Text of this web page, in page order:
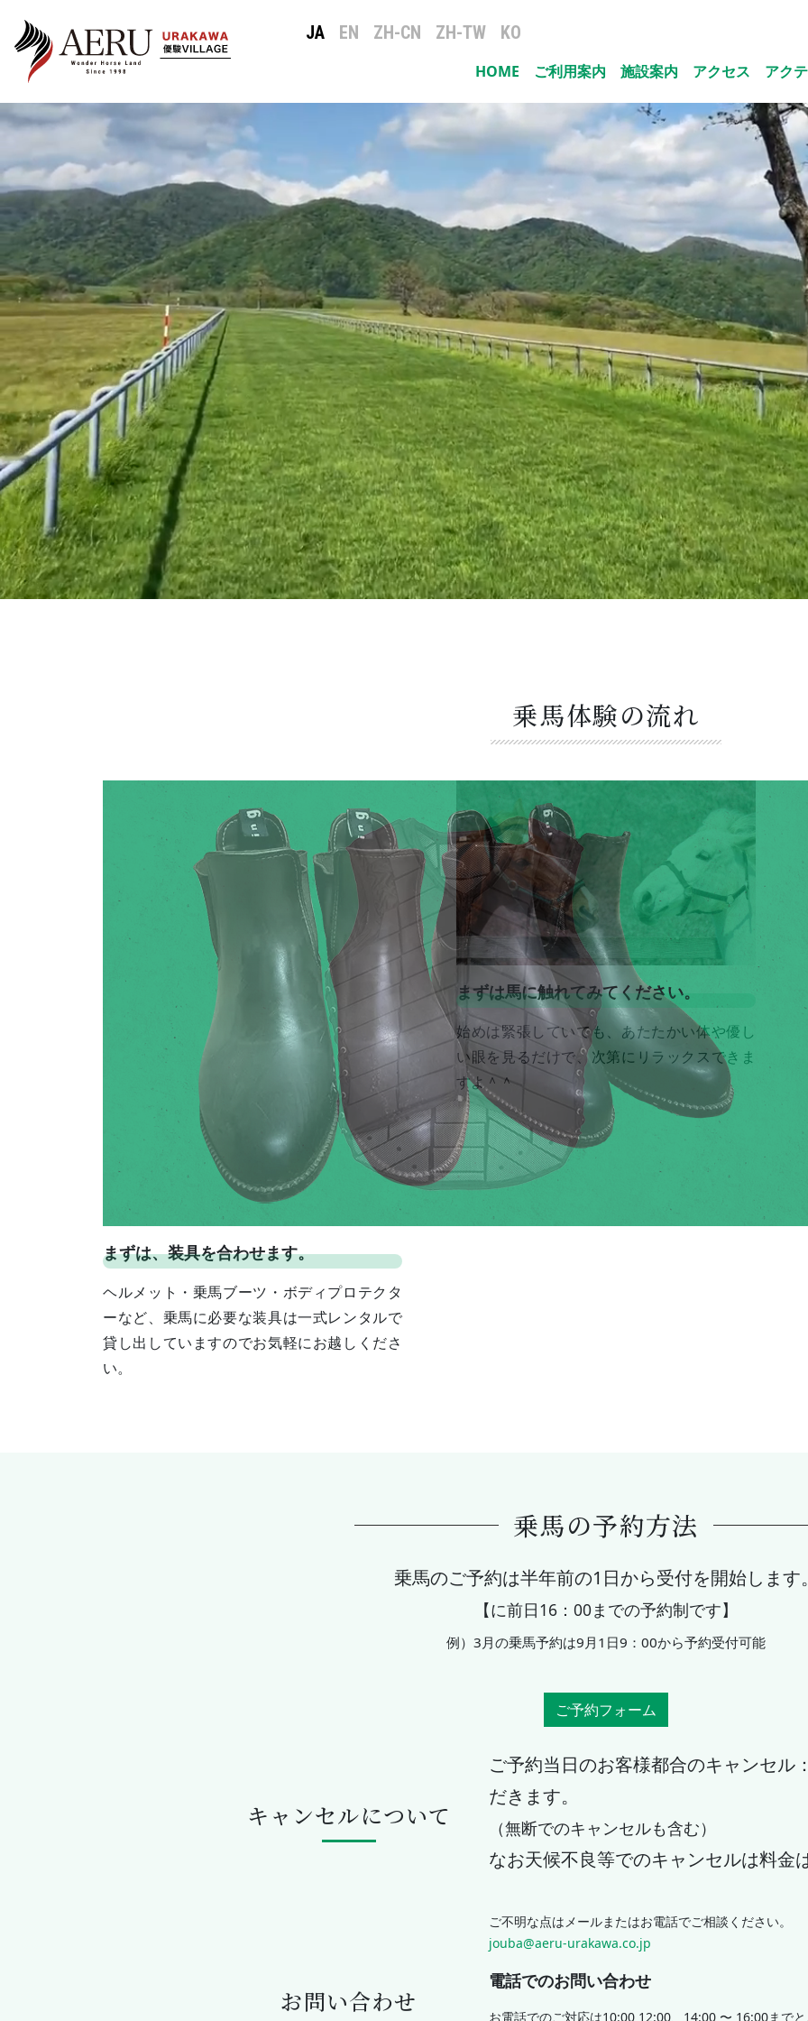
JA EN ZH-CN ZH-TW KO
メインナビゲーション
HOME ご利用案内 施設案内 アクセス アク
乗馬体験の流れ
まずは、装具を合わせます。
ヘルメット・乗馬ブーツ・ボディプロテクタ
ーなど、乗馬に必要な装具は一式レンタルで
貸し出していますのでお気軽にお越しくださ
い。
まずは馬に触れてみてください。
始めは緊張していても、あたたかい体や優し
い眼を見るだけで、次第にリラックスできま
すよ＾＾
乗馬の予約方法
乗馬のご予約は半年前の1日から受付を開始します
【に前日16：00までの予約制です】
例）3月の乗馬予約は9月1日9：00から予約受付可能
ご予約フォーム
キャンセルについて
ご予約当日のお客様都合のキャンセル
だきます。
（無断でのキャンセルも含む）
なお天候不良等でのキャンセルは料金
お問い合わせ
ご不明な点はメールまたはお電話でご相談ください。
jouba@aeru-urakawa.co.jp
電話でのお問い合わせ
お電話でのご対応は10:00 12:00、14:00 〜 16:00まで